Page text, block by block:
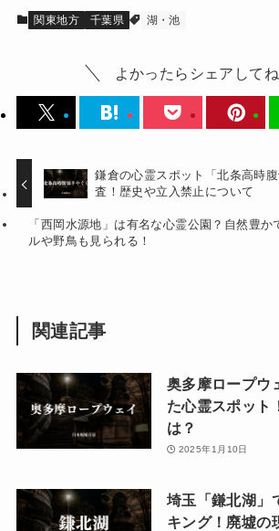
関東地方 千葉県 湖・池
よかったらシェアしてね
鎌倉の心霊スポット「北条高時
査！歴史や立入禁止について
「西岡水源地」は有名な心霊公園？自然豊か
ルや野鳥も見られる！
関連記事
奥多摩ロープウ
た心霊スポット
は？
2025年1月10日
埼玉「鎌北湖」
キング！廃墟の